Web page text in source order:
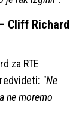
Cliff Richard
za RTE
"Ne
ne moremo